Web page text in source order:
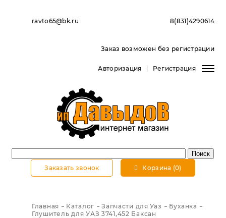
ravto65@bk.ru 8(831)4290614
Заказ возможен без регистрации
Авторизация Регистрация
Заказать звонок Корзина (0)
Главная Каталог Запчасти для Уаз
Буханка
Глушитель для УАЗ 3741,452 Баксан